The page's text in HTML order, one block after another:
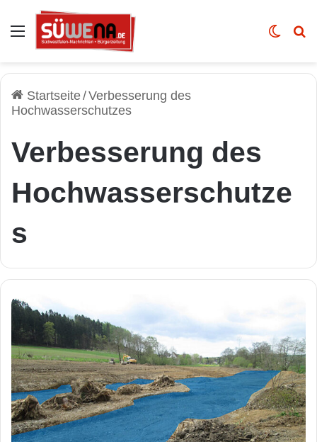
Auswahl Skin
Startseite/Verbesserung des
Hochwasserschutzes
Verbesserung des
Hochwasserschutze
s